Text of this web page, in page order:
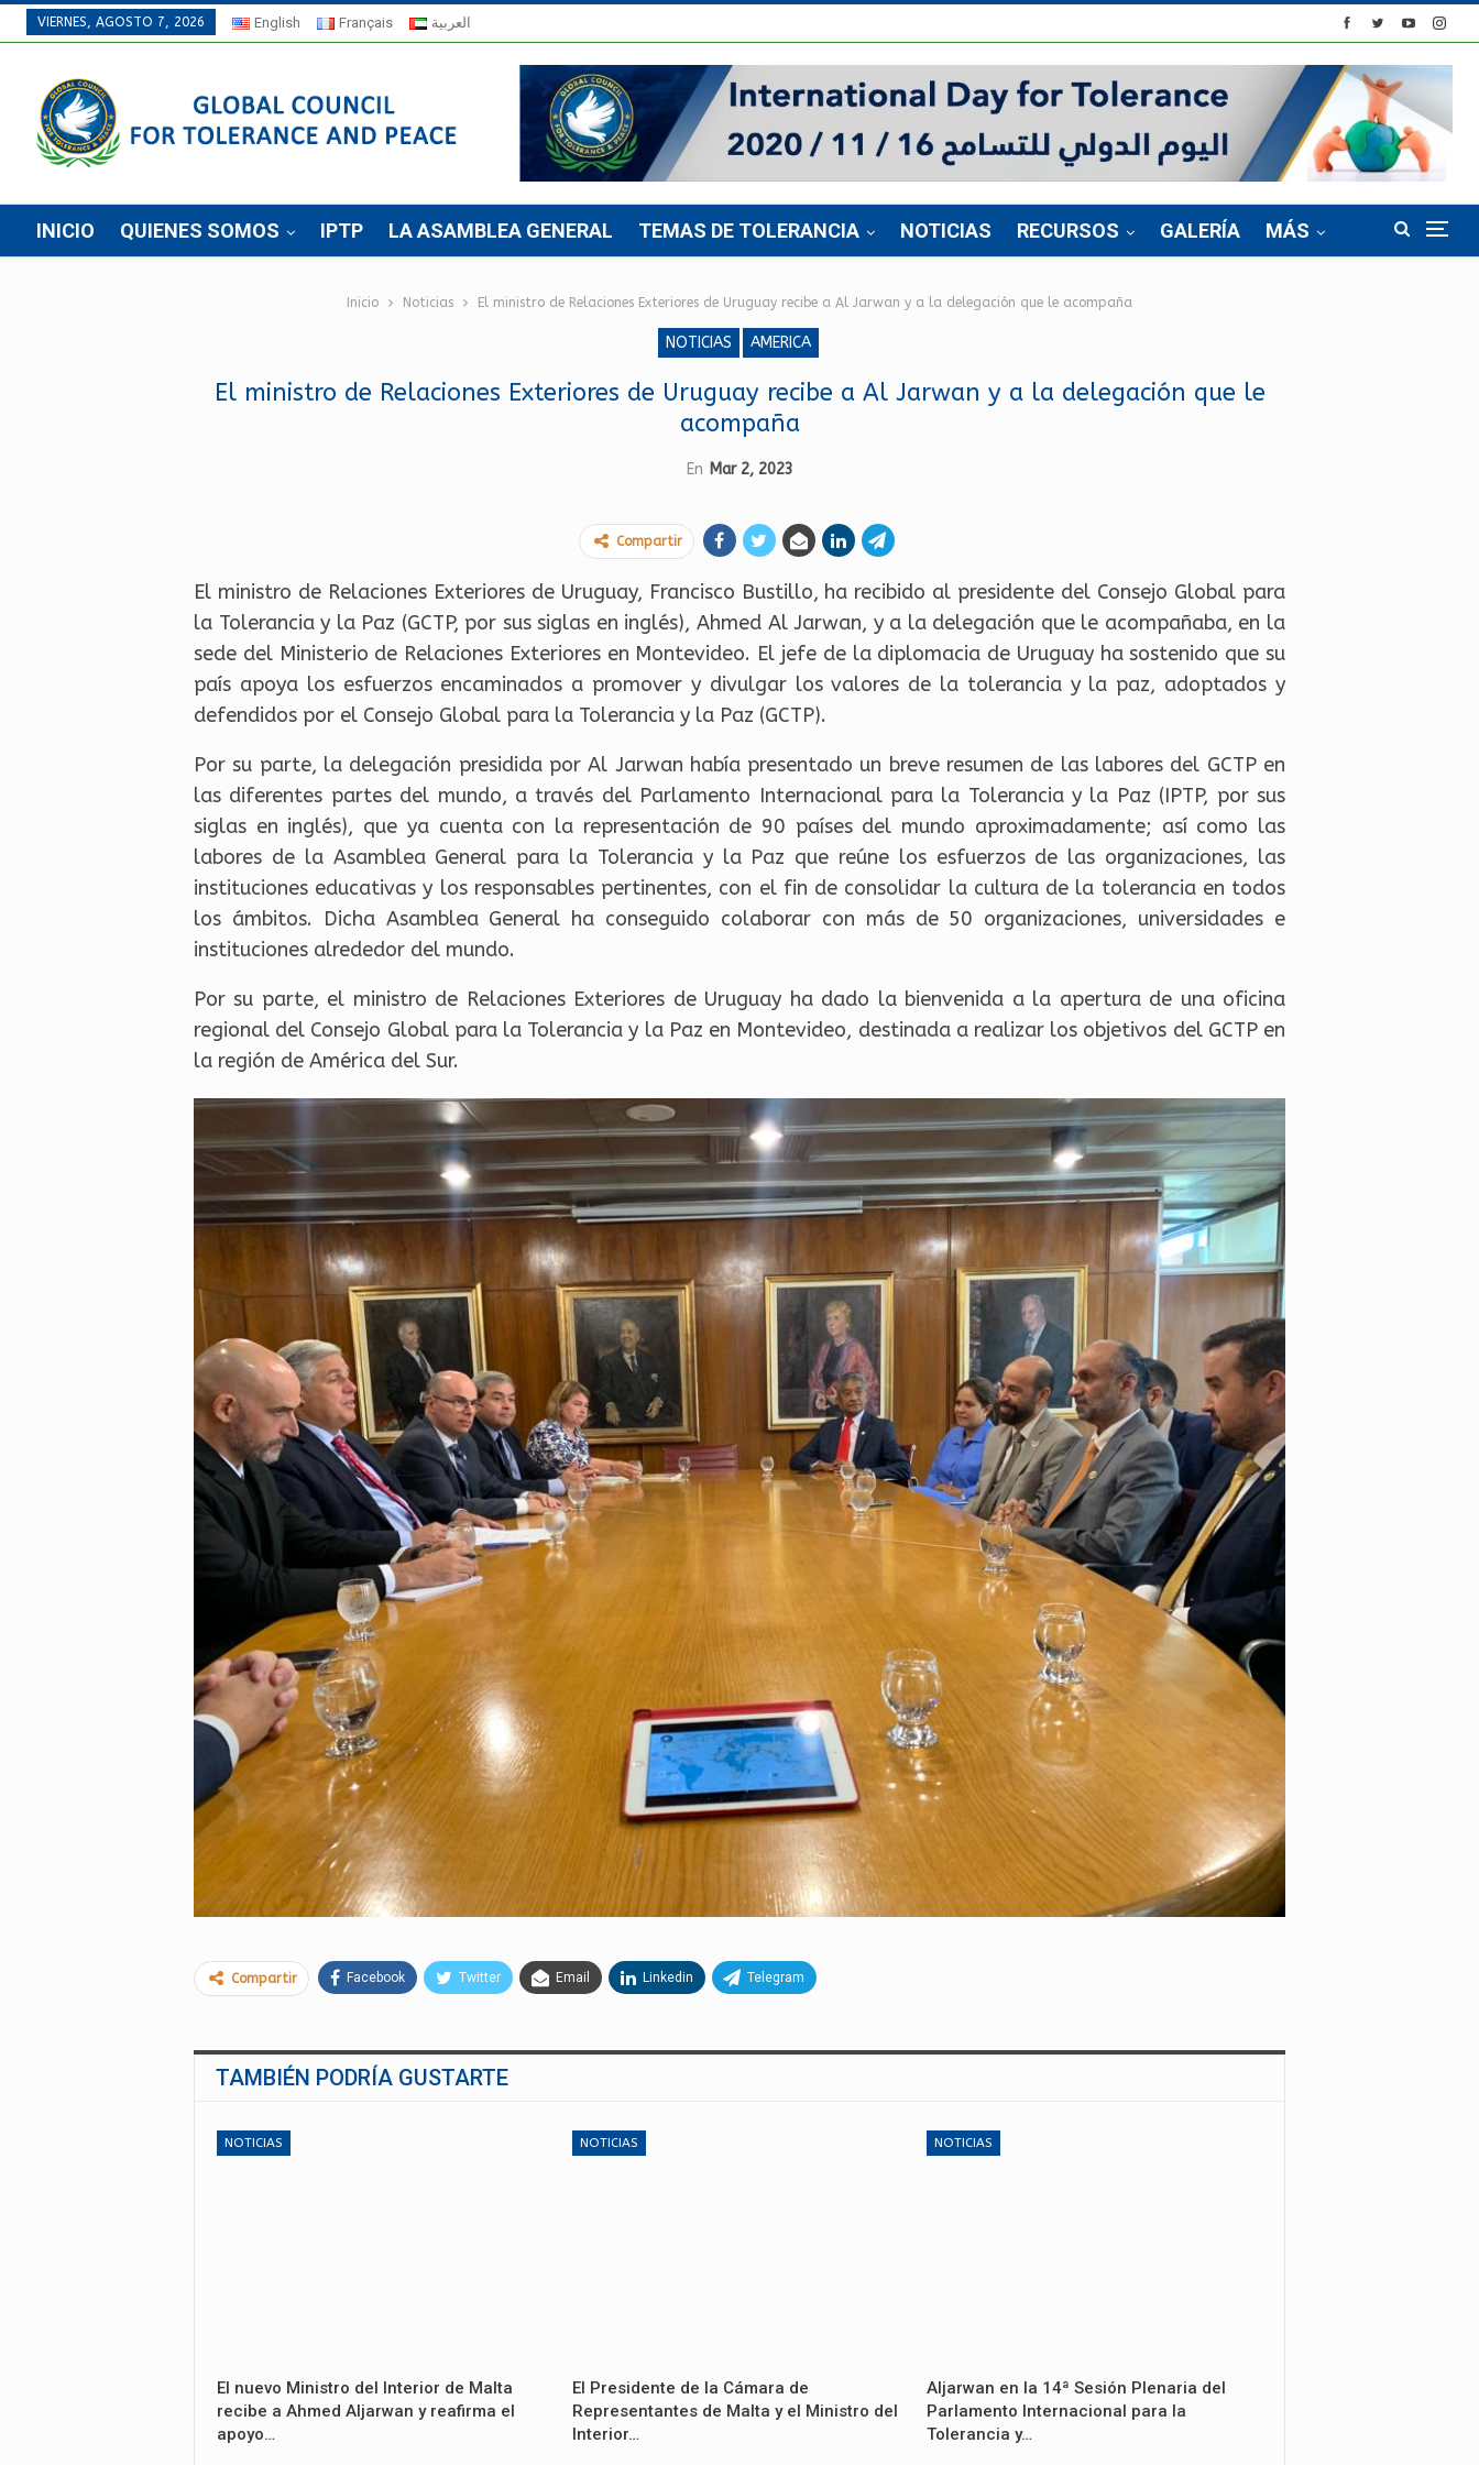
VIERNES, AGOSTO 7, 2026 English Français العربية
INICIO QUIENES SOMOS IPTP LA ASAMBLEA GENERAL TEMAS DE TOLERANCIA NOTICIAS RECURSOS GALERÍA MÁS
Inicio Noticias El ministro de Relaciones Exteriores de Uruguay recibe a Al Jarwan y a la delegación que le acompaña
NOTICIAS AMERICA
El ministro de Relaciones Exteriores de Uruguay recibe a Al Jarwan y a la delegación que le
acompaña
En Mar 2, 2023
Compartir
El ministro de Relaciones Exteriores de Uruguay, Francisco Bustillo, ha recibido al presidente del Consejo Global para
la Tolerancia y la Paz (GCTP, por sus siglas en inglés), Ahmed Al Jarwan, y a la delegación que le acompañaba, en la
sede del Ministerio de Relaciones Exteriores en Montevideo. El jefe de la diplomacia de Uruguay ha sostenido que su
país apoya los esfuerzos encaminados a promover y divulgar los valores de la tolerancia y la paz, adoptados y
defendidos por el Consejo Global para la Tolerancia y la Paz (GCTP).
Por su parte, la delegación presidida por Al Jarwan había presentado un breve resumen de las labores del GCTP en
las diferentes partes del mundo, a través del Parlamento Internacional para la Tolerancia y la Paz (IPTP, por sus
siglas en inglés), que ya cuenta con la representación de 90 países del mundo aproximadamente; así como las
labores de la Asamblea General para la Tolerancia y la Paz que reúne los esfuerzos de las organizaciones, las
instituciones educativas y los responsables pertinentes, con el fin de consolidar la cultura de la tolerancia en todos
los ámbitos. Dicha Asamblea General ha conseguido colaborar con más de 50 organizaciones, universidades e
instituciones alrededor del mundo.
Por su parte, el ministro de Relaciones Exteriores de Uruguay ha dado la bienvenida a la apertura de una oficina
regional del Consejo Global para la Tolerancia y la Paz en Montevideo, destinada a realizar los objetivos del GCTP en
la región de América del Sur.
Compartir Facebook Twitter Email Linkedin Telegram
TAMBIÉN PODRÍA GUSTARTE
NOTICIAS
El nuevo Ministro del Interior de Malta
recibe a Ahmed Aljarwan y reafirma el
apoyo…
NOTICIAS
El Presidente de la Cámara de
Representantes de Malta y el Ministro del
Interior…
NOTICIAS
Aljarwan en la 14ª Sesión Plenaria del
Parlamento Internacional para la
Tolerancia y…